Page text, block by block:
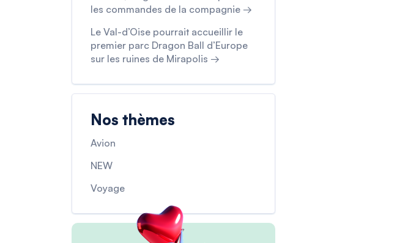
les commandes de la compagnie →
Le Val-d’Oise pourrait accueillir le
premier parc Dragon Ball d’Europe
sur les ruines de Mirapolis →
Nos thèmes
Avion
NEW
Voyage